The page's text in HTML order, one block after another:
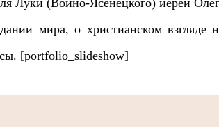
Луки (Войно-Ясенецкого) иерей
мира, о христианском
[portfolio_slideshow]